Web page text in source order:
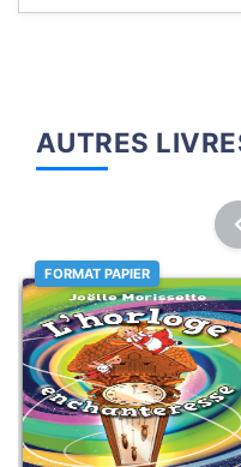
AUTRES
FORMAT PAPIER